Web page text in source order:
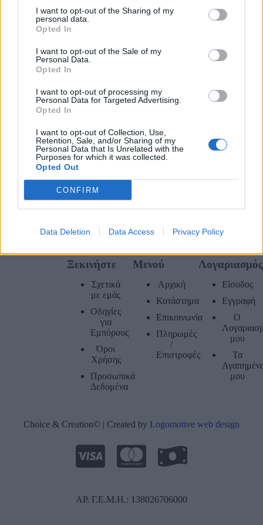
I want to opt-out of the Sharing of my
personal data.
Opted In
I want to opt-out of the Sale of my
Personal Data.
Opted In
I want to opt-out of processing my
Personal Data for Targeted Advertising.
Opted In
I want to opt-out of Collection, Use,
Retention, Sale, and/or Sharing of my
Personal Data that Is Unrelated with the
Purposes for which it was collected.
Opted Out
CONFIRM
Data Deletion Data Access Privacy Policy
Ανακαλύψτε μεγάλο πλήθος μοναδικών χειροποίητων
ΠΛΗΡΩΣΤΕ ΜΕ ΑΣΦΑΛΕΙΑ
Τραπεζική Κατάθεση
Ξεκινήστε
Σχετικά
με εμάς
Οδηγίες
για
Εμπόρους
Όροι
Χρήσης
Προσωπικά
Δεδομένα
Μενού
Αρχική
Κατάστημα
Επικοινωνία
Πληρωμές
/
Επιστροφές
Λογαριασμός
Είσοδος
Εγγραφή
Ο
μου
Τα
μου
Choice & Creation© | Created by Logomotive web design
ΑΡ. Γ.Ε.Μ.Η.: 138026706000